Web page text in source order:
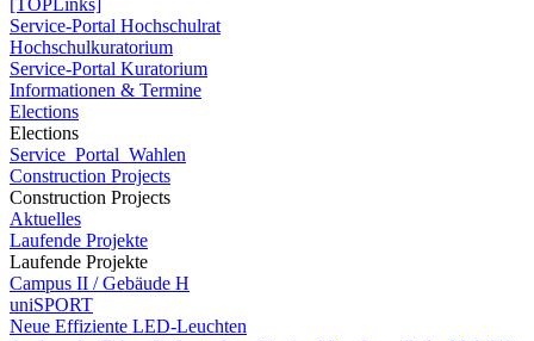
[TOPLinks]
Service-Portal Hochschulrat
Hochschulkuratorium
Service-Portal Kuratorium
Informationen & Termine
Elections
Elections
Service_Portal_Wahlen
Construction Projects
Construction Projects
Aktuelles
Laufende Projekte
Laufende Projekte
Campus II / Gebäude H
uniSPORT
Neue Effiziente LED-Leuchten